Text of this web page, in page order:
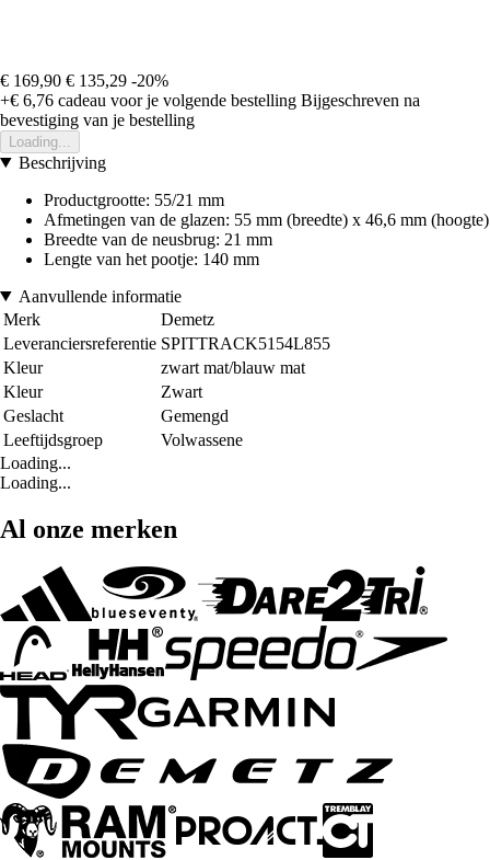
€ 169,90 € 135,29 -20%
+€ 6,76 cadeau voor je volgende bestelling Bijgeschreven na
bevestiging van je bestelling
Loading...
Beschrijving
Productgrootte: 55/21 mm
Afmetingen van de glazen: 55 mm (breedte) x 46,6 mm (hoogte)
Breedte van de neusbrug: 21 mm
Lengte van het pootje: 140 mm
Aanvullende informatie
Merk
Demetz
Leveranciersreferentie SPITTRACK5154L855
Kleur
zwart mat/blauw mat
Kleur
Zwart
Geslacht
Gemengd
Leeftijdsgroep
Volwassene
Loading...
Loading...
Al onze merken